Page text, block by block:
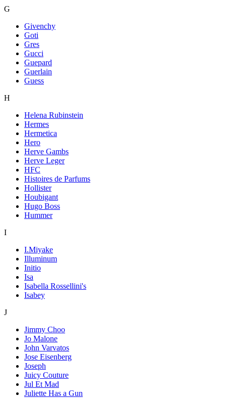
G
Givenchy
Goti
Gres
Gucci
Guepard
Guerlain
Guess
H
Helena Rubinstein
Hermes
Hermetica
Hero
Herve Gambs
Herve Leger
HFC
Histoires de Parfums
Hollister
Houbigant
Hugo Boss
Hummer
I
I.Miyake
Illuminum
Initio
Isa
Isabella Rossellini's
Isabey
J
Jimmy Choo
Jo Malone
John Varvatos
Jose Eisenberg
Joseph
Juicy Couture
Jul Et Mad
Juliette Has a Gun